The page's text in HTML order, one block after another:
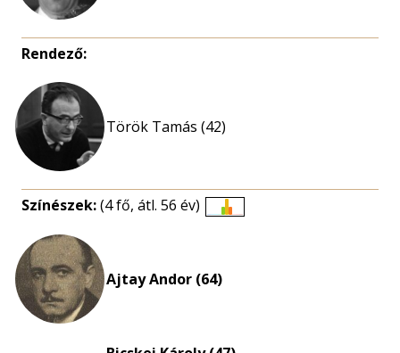
Rendező:
Török Tamás (42)
Színészek:(4 fő, átl. 56 év)
Ajtay Andor (64)